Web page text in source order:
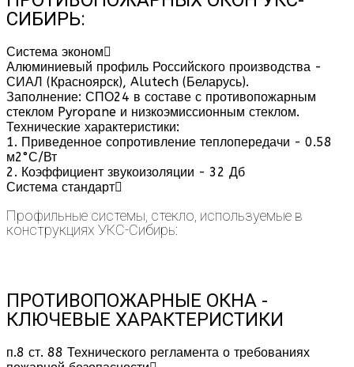
СИБИРЬ:
Система эконом
Алюминиевый профиль Российского производства -
СИАЛ (Красноярск), Alutech (Беларусь).
Заполнение: СПО24 в составе с противопожарным
стеклом Pyropane и низкоэмиссионным стеклом.
Технические характеристики:
1. Приведенное сопротивление теплопередачи - 0.58
м2°С/Вт
2. Коэффициент звукоизоляции - 32 Дб
Система стандарт
Профильные системы, стекло, используемые в
конструкциях УКС-Сибирь:
ПРОТИВОПОЖАРНЫЕ ОКНА -
КЛЮЧЕВЫЕ ХАРАКТЕРИСТИКИ
п.8 ст. 88 Технического регламента о требованиях